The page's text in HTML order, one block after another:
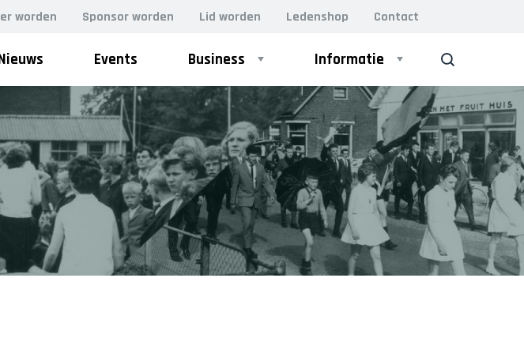
worden Sponsor worden Lid worden Ledenshop Contact
Events Business Informatie
ZOEK